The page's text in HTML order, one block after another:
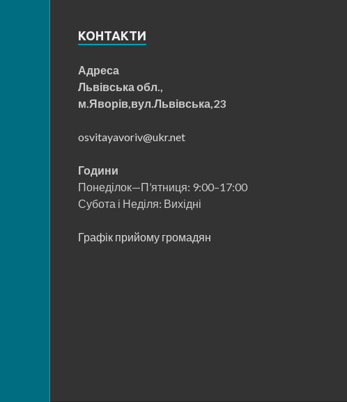
КОНТАКТИ
Адреса
Львівська обл.,
м.Яворів,вул.Львівська,23
osvitayavoriv@ukr.net
Години
Понеділок—П’ятниця: 9:00–17:00
Субота і Неділя: Вихідні
Графік прийому громадян